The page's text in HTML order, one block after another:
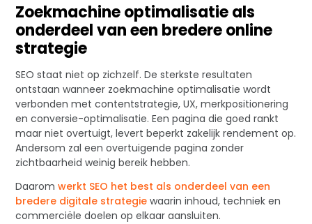
Zoekmachine optimalisatie als
onderdeel van een bredere online
strategie
SEO staat niet op zichzelf. De sterkste resultaten
ontstaan wanneer zoekmachine optimalisatie wordt
verbonden met contentstrategie, UX, merkpositionering
en conversie-optimalisatie. Een pagina die goed rankt
maar niet overtuigt, levert beperkt zakelijk rendement op.
Andersom zal een overtuigende pagina zonder
zichtbaarheid weinig bereik hebben.
Daaromwerkt SEO het best als onderdeel van een
bredere digitale strategie waarin inhoud, techniek en
commerciële doelen op elkaar aansluiten.